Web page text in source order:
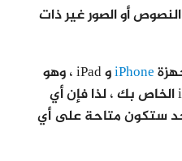
أو الصور غير ذات
iPhone
و iPad ، وهو
يتزامن من خلال حساب iCloud الخاص بك ، لذا فإن أي
ستكون متاحة على أي